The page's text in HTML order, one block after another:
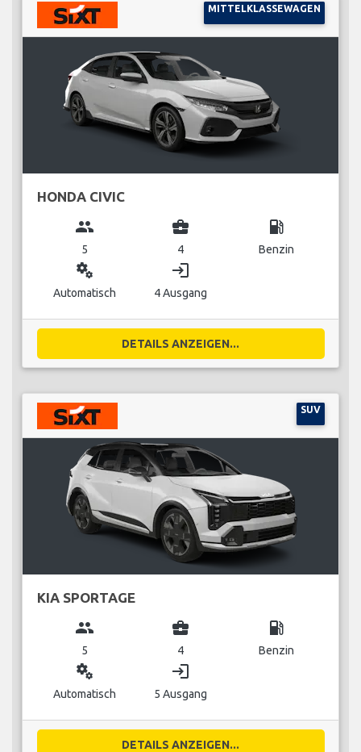
MITTELKLASSEWAGEN
HONDA CIVIC
group
5
business_center
4
local_gas_station
Benzin
miscellaneous_services
Automatisch
login
4 Ausgang
DETAILS ANZEIGEN...
SUV
KIA SPORTAGE
group
5
business_center
4
local_gas_station
Benzin
miscellaneous_services
Automatisch
login
5 Ausgang
DETAILS ANZEIGEN...